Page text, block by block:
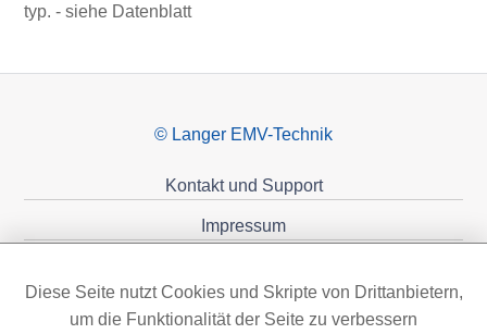
typ. - siehe Datenblatt
© Langer EMV-Technik
Kontakt und Support
Impressum
Diese Seite nutzt Cookies und Skripte von Drittanbietern,
um die Funktionalität der Seite zu verbessern